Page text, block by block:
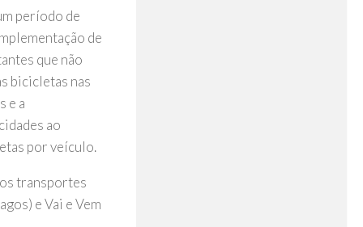
período de
de
que não
bicicletas nas
e a
ao
por veículo.
transportes
e Vai e Vem